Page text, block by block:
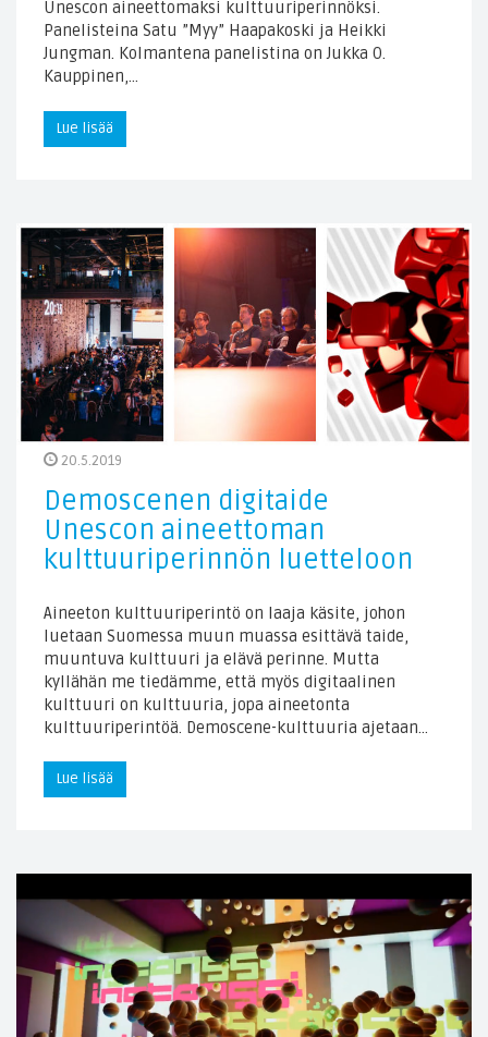
Unescon aineettomaksi kulttuuriperinnöksi.
Panelisteina Satu ”Myy” Haapakoski ja Heikki
Jungman. Kolmantena panelistina on Jukka O.
Kauppinen,…
Lue lisää
20.5.2019
Demoscenen digitaide
Unescon aineettoman
kulttuuriperinnön luetteloon
Aineeton kulttuuriperintö on laaja käsite, johon
luetaan Suomessa muun muassa esittävä taide,
muuntuva kulttuuri ja elävä perinne. Mutta
kyllähän me tiedämme, että myös digitaalinen
kulttuuri on kulttuuria, jopa aineetonta
kulttuuriperintöä. Demoscene-kulttuuria ajetaan…
Lue lisää